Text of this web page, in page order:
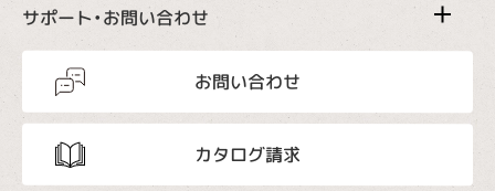
サポート・お問い合わせ
お問い合わせ
カタログ請求